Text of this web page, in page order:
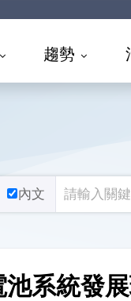
趨勢
內文
系統發